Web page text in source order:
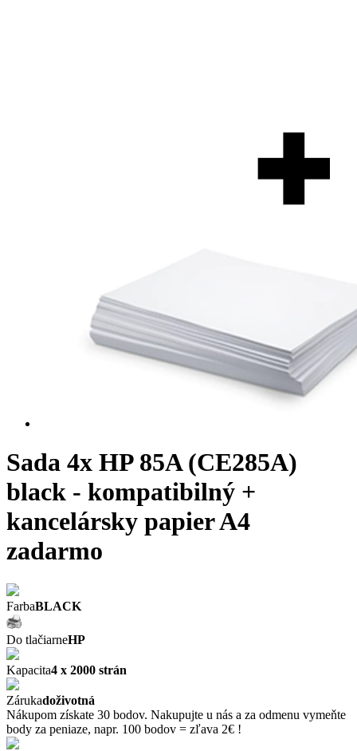
Sada 4x HP 85A (CE285A)
black - kompatibilný +
kancelársky papier A4
zadarmo
FarbaBLACK
Do tlačiarneHP
Kapacita4 x 2000 strán
Zárukadoživotná
Nákupom získate 30 bodov. Nakupujte u nás a za odmenu vymeňte
body za peniaze, napr. 100 bodov = zľava 2€ !